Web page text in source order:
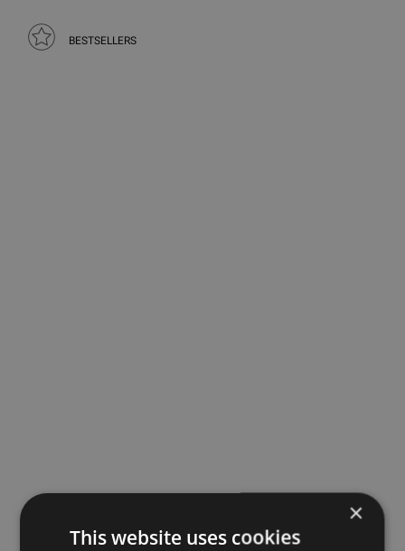
BESTSELLERS
×
This website uses cookies